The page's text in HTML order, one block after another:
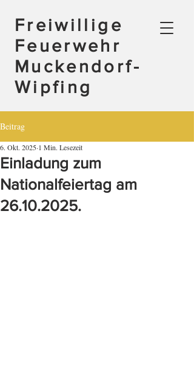
Freiwillige
Feuerwehr
Muckendorf-
Wipfing
Beitrag
Einladung zum
Nationalfeiertag am
26.10.2025.
6. Okt. 2025 1 Min. Lesezeit